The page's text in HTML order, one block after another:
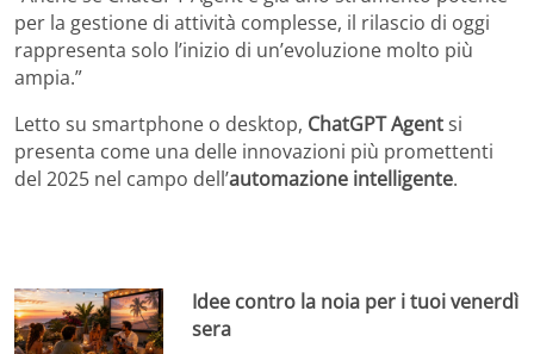
per la gestione di attività complesse, il rilascio di oggi
rappresenta solo l’inizio di un’evoluzione molto più
ampia.”
Letto su smartphone o desktop, ChatGPT Agentsi
presenta come una delle innovazioni più promettenti
del 2025 nel campo dell’automazione intelligente.
Idee contro la noia per i tuoi venerdì
sera